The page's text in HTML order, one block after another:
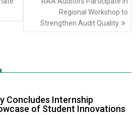
Regional Workshop to
Strengthen Audit Quality
Concludes Internship
of Student Innovations